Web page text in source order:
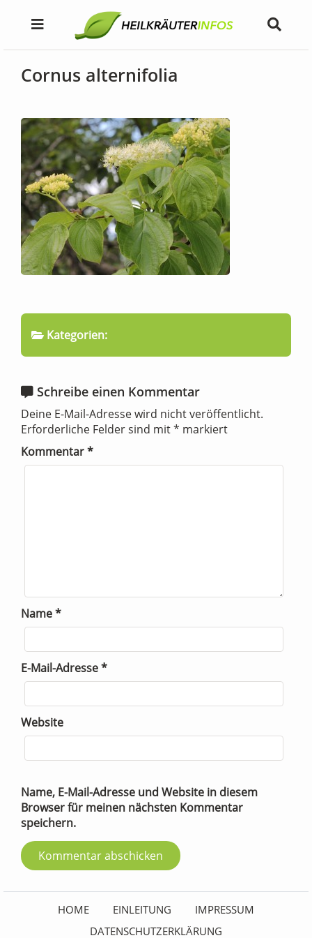
Cornus alternifolia
Kategorien:
Schreibe einen Kommentar
Deine E-Mail-Adresse wird nicht veröffentlicht.
Erforderliche Felder sind mit* markiert
Kommentar*
Name*
E-Mail-Adresse*
Website
Name, E-Mail-Adresse und Website in diesem
Browser für meinen nächsten Kommentar
speichern.
HOME EINLEITUNG
IMPRESSUM
DATENSCHUTZERKLÄRUNG